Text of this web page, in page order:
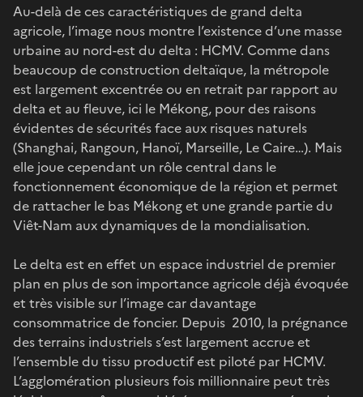
Au-delà de ces caractéristiques de grand delta
agricole, l’image nous montre l’existence d’une masse
urbaine au nord-est du delta : HCMV. Comme dans
beaucoup de construction deltaïque, la métropole
est largement excentrée ou en retrait par rapport au
delta et au fleuve, ici le Mékong, pour des raisons
évidentes de sécurités face aux risques naturels
(Shanghai, Rangoun, Hanoï, Marseille, Le Caire…). Mais
elle joue cependant un rôle central dans le
fonctionnement économique de la région et permet
de rattacher le bas Mékong et une grande partie du
Viêt-Nam aux dynamiques de la mondialisation.
Le delta est en effet un espace industriel de premier
plan en plus de son importance agricole déjà évoquée
et très visible sur l’image car davantage
consommatrice de foncier. Depuis 2010, la prégnance
des terrains industriels s’est largement accrue et
l’ensemble du tissu productif est piloté par HCMV.
L’agglomération plusieurs fois millionnaire peut très